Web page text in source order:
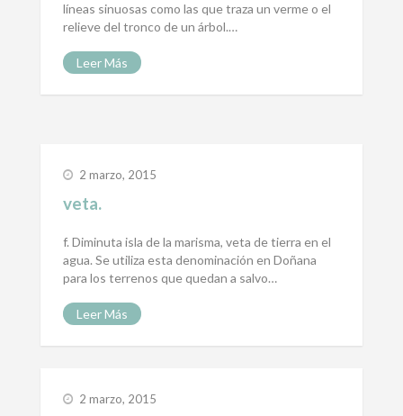
líneas sinuosas como las que traza un verme o el
relieve del tronco de un árbol.…
Leer Más
2 marzo, 2015
veta.
f. Diminuta isla de la marisma, veta de tierra en el
agua. Se utiliza esta denominación en Doñana
para los terrenos que quedan a salvo…
Leer Más
2 marzo, 2015